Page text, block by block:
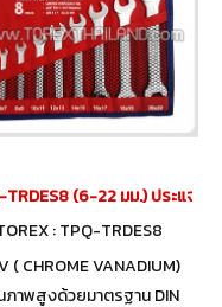
ด 12 ตัว TOREX
TRDES8 (6-22 มม.) ประแจปา
: TPQ-TRDES8
( CHROME VANADIUM)
าพสูงด้วยมาตรฐาน DIN